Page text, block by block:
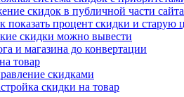
скидок в публичной части сайта
показать процент скидки и старую
скидки можно вывести
и магазина до конвертации
товар
скидками
скидки на товар